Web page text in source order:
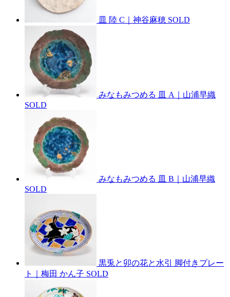
皿 陸 C｜神谷麻穂 SOLD
みなもみつめる 皿 A｜山浦早織
SOLD
みなもみつめる 皿 B｜山浦早織
SOLD
黒兎と卯の花と水引 脚付きプレー
ト｜梅田 かん子 SOLD